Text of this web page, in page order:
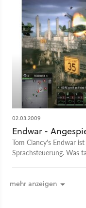
02.03.2009
Endwar -
Tom Clancy's Endwar
Sprachsteuerung. Was
mehr anzeigen